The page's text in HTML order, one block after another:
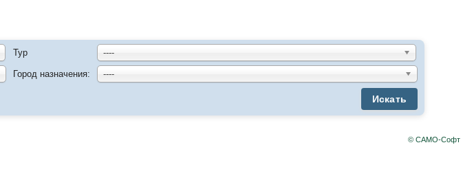
Тур ----
Город назначения: ----
Искать
© САМО-Софт